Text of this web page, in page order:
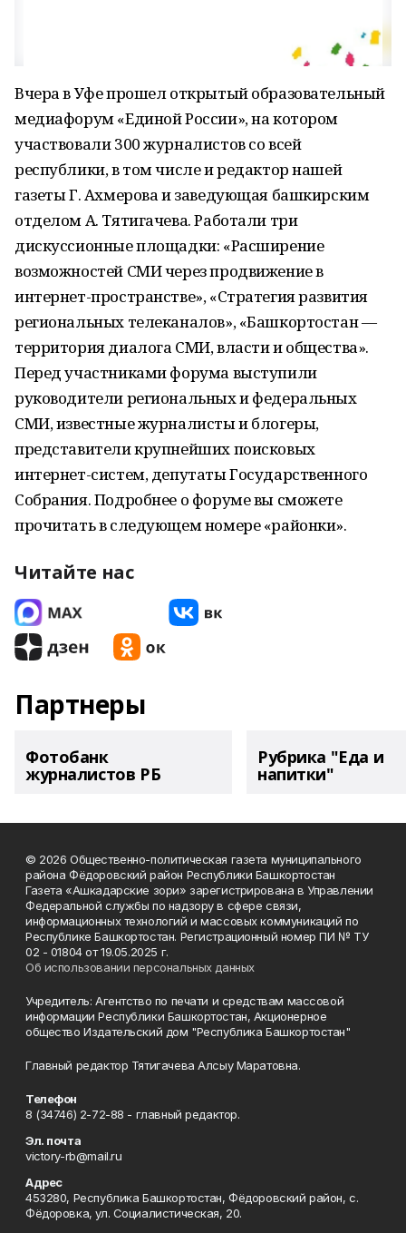
Вчера в Уфе прошел открытый образовательный
медиафорум «Единой России», на котором
участвовали 300 журналистов со всей
республики, в том числе и редактор нашей
газеты Г. Ахмерова и заведующая башкирским
отделом А. Тятигачева. Работали три
дискуссионные площадки: «Расширение
возможностей СМИ через продвижение в
интернет-пространстве», «Стратегия развития
региональных телеканалов», «Башкортостан —
территория диалога СМИ, власти и общества».
Перед участниками форума выступили
руководители региональных и федеральных
СМИ, известные журналисты и блогеры,
представители крупнейших поисковых
интернет-систем, депутаты Государственного
Собрания. Подробнее о форуме вы сможете
прочитать в следующем номере «районки».
Читайте нас
Партнеры
Фотобанк
журналистов РБ
Рубрика "Еда и
напитки"
© 2026 Общественно-политическая газета муниципального
района Фёдоровский район Республики Башкортостан
Газета «Ашкадарские зори» зарегистрирована в Управлении
Федеральной службы по надзору в сфере связи,
информационных технологий и массовых коммуникаций по
Республике Башкортостан. Регистрационный номер ПИ № ТУ
02 - 01804 от 19.05.2025 г.
Об использовании персональных данных
Учредитель: Агентство по печати и средствам массовой
информации Республики Башкортостан, Акционерное
общество Издательский дом "Республика Башкортостан"
Главный редактор Тятигачева Алсыу Маратовна.
Телефон
8 (34746) 2-72-88 - главный редактор.
Эл. почта
victory-rb@mail.ru
Адрес
453280, Республика Башкортостан, Фёдоровский район, с.
Фёдоровка, ул. Социалистическая, 20.